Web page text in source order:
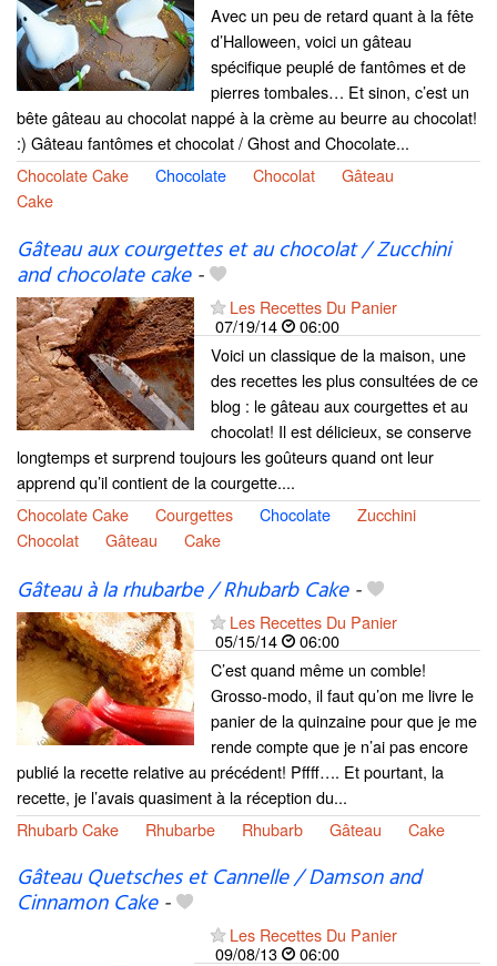
Avec un peu de retard quant à la fête
d’Halloween, voici un gâteau
spécifique peuplé de fantômes et de
pierres tombales… Et sinon, c’est un
bête gâteau au chocolat nappé à la crème au beurre au chocolat!
:) Gâteau fantômes et chocolat / Ghost and Chocolate...
Chocolate Cake
Chocolate Chocolat
Gâteau
Cake
Gâteau aux courgettes et au chocolat / Zucchini
and chocolate cake-
Les Recettes Du Panier
07/19/14
06:00
Voici un classique de la maison, une
des recettes les plus consultées de ce
blog : le gâteau aux courgettes et au
chocolat! Il est délicieux, se conserve
longtemps et surprend toujours les goûteurs quand ont leur
apprend qu’il contient de la courgette....
Chocolate Cake
Courgettes Chocolate
Zucchini
Chocolat
Gâteau Cake
Gâteau à la rhubarbe / Rhubarb Cake-
Les Recettes Du Panier
05/15/14
06:00
C’est quand même un comble!
Grosso-modo, il faut qu’on me livre le
panier de la quinzaine pour que je me
rende compte que je n’ai pas encore
publié la recette relative au précédent! Pffff…. Et pourtant, la
recette, je l’avais quasiment à la réception du...
Rhubarb Cake
Rhubarbe Rhubarb Gâteau Cake
Gâteau Quetsches et Cannelle / Damson and
Cinnamon Cake-
Les Recettes Du Panier
09/08/13
06:00